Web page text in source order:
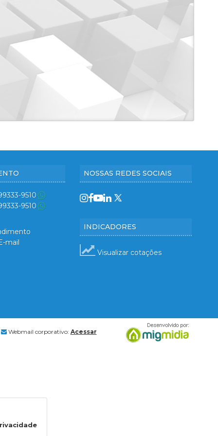
9510
9510
mail
NOSSAS REDES SOCIAIS
INDICADORES
Visualizar cotações
Webmail corporativo: Acessar